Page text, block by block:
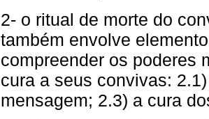
2- o ritual de morte do
também envolve
compreender os poderes
cura a seus convivas:
mensagem; 2.3) a cura